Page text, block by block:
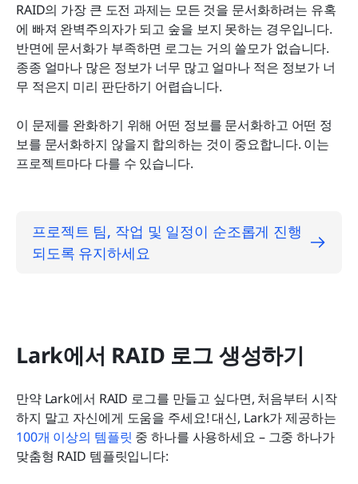
RAID의 가장 큰 도전 과제는 모든 것을 문서화하려는 유혹
에 빠져 완벽주의자가 되고 숲을 보지 못하는 경우입니다.
반면에 문서화가 부족하면 로그는 거의 쓸모가 없습니다.
종종 얼마나 많은 정보가 너무 많고 얼마나 적은 정보가 너
무 적은지 미리 판단하기 어렵습니다.
이 문제를 완화하기 위해 어떤 정보를 문서화하고 어떤 정
보를 문서화하지 않을지 합의하는 것이 중요합니다. 이는
프로젝트마다 다를 수 있습니다.
프로젝트 팀, 작업 및 일정이 순조롭게 진행
되도록 유지하세요
Lark에서 RAID 로그 생성하기
만약 Lark에서 RAID 로그를 만들고 싶다면, 처음부터 시작
100개 이상의 템플릿 중 하나를 사용하세요 – 그중 하나가
맞춤형 RAID 템플릿입니다: